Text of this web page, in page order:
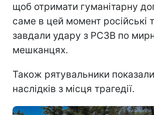
щоб отримати гуманітарну
саме в цей момент російські
завдали удару з РСЗВ по
мешканцях.
Також рятувальники
наслідків з місця трагедії.